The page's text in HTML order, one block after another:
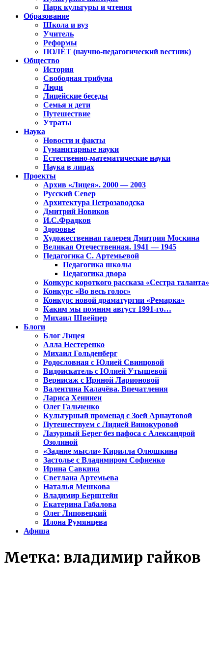
Парк культуры и чтения
Образование
Школа и вуз
Учитель
Реформы
ПОЛЁТ (научно-педагогический вестник)
Общество
История
Свободная трибуна
Люди
Лицейские беседы
Семья и дети
Путешествие
Утраты
Наука
Новости и факты
Гуманитарные науки
Естественно-математические науки
Наука в лицах
Проекты
Архив «Лицея». 2000 — 2003
Русский Север
Архитектура Петрозаводска
Дмитрий Новиков
И.С.Фрадков
Здоровье
Художественная галерея Дмитрия Москина
Великая Отечественная. 1941 — 1945
Педагогика С. Артемьевой
Педагогика школы
Педагогика двора
Конкурс короткого рассказа «Сестра таланта»
Конкурс «Во весь голос»
Конкурс новой драматургии «Ремарка»
Каким мы помним август 1991-го…
Михаил Швейцер
Блоги
Блог Лицея
Алла Нестеренко
Михаил Гольденберг
Родословная с Юлией Свинцовой
Видоискатель с Юлией Утышевой
Вернисаж с Ириной Ларионовой
Валентина Калачёва. Впечатления
Лариса Хенинен
Олег Гальченко
Культурный променад с Зоей Арнаутовой
Путешествуем с Лидией Винокуровой
Лазурный Берег без пафоса с Александрой
Озолиной
«Задние мысли» Кирилла Олюшкина
Застолье с Владимиром Софиенко
Ирина Савкина
Светлана Артемьева
Наталья Мешкова
Владимир Берштейн
Екатерина Габалова
Олег Липовецкий
Илона Румянцева
Афиша
Метка: владимир гайков